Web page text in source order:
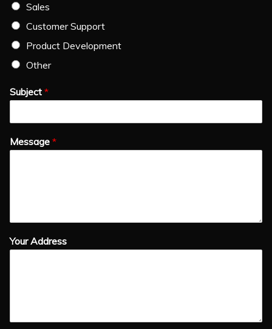
Sales
Customer Support
Product Development
Other
Subject *
Message *
Your Address